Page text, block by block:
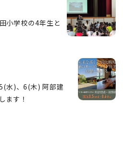
小学校の4年生と
水)、6(木) 阿部建
ます！